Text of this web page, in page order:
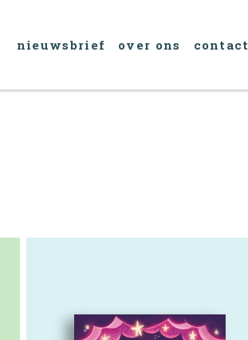
nieuwsbrief over ons contact